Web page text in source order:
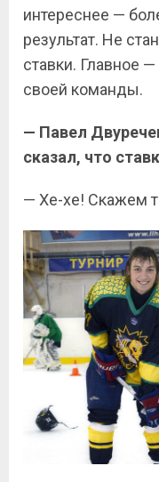
интереснее —
результат. Не
ставки. Главное
своей команды.
— Павел
сказал, что
— Хе-хе! Скажем